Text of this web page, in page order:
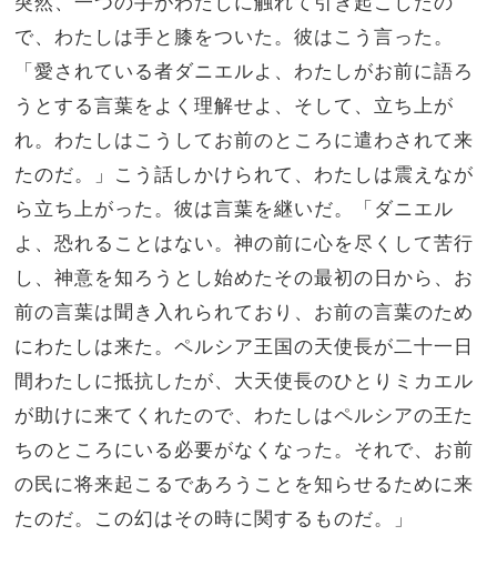
で、わたしは手と膝をついた。彼はこう言った。
「愛されている者ダニエルよ、わたしがお前に語ろ
うとする言葉をよく理解せよ、そして、立ち上が
れ。わたしはこうしてお前のところに遣わされて来
たのだ。」こう話しかけられて、わたしは震えなが
ら立ち上がった。彼は言葉を継いだ。「ダニエル
よ、恐れることはない。神の前に心を尽くして苦行
し、神意を知ろうとし始めたその最初の日から、お
前の言葉は聞き入れられており、お前の言葉のため
にわたしは来た。ペルシア王国の天使長が二十一日
間わたしに抵抗したが、大天使長のひとりミカエル
が助けに来てくれたので、わたしはペルシアの王た
ちのところにいる必要がなくなった。それで、お前
の民に将来起こるであろうことを知らせるために来
たのだ。この幻はその時に関するものだ。」